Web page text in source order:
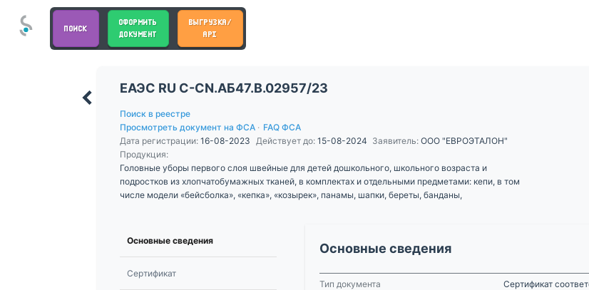
ПОИСК
ОФОРМИТЬ
ДОКУМЕНТ
ВЫГРУЗКА/
API
ЕАЭС RU С-CN.АБ47.В.02957/23
Поиск в реестре
Просмотреть документ на ФСА · FAQ ФСА
Дата регистрации: 16-08-2023 Действует до: 15-08-2024 Заявитель: ООО "ЕВРОЭТАЛОН"
Продукция:
Головные уборы первого слоя швейные для детей дошкольного, школьного возраста и
подростков из хлопчатобумажных тканей, в комплектах и отдельными предметами: кепи, в том
числе модели «бейсболка», «кепка», «козырек», панамы, шапки, береты, банданы,
Основные сведения
Сертификат
Основные сведения
Тип документа
Сертификат